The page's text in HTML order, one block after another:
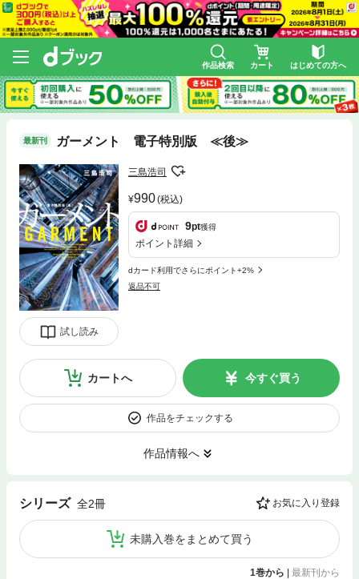
作品検索 カート はじめての方へ
最新刊 ガーメント 電子特別版 ≪後≫
試し読み
三島浩司
990(税込)
9pt獲得
ポイント詳細
dカード利用でさらにポイント+2%
返品不可
カートへ 今すぐ買う
作品をチェックする
作品情報へ
シリーズ 全2冊 お気に入り登録
未購入巻をまとめて買う
1巻から | 最新刊から